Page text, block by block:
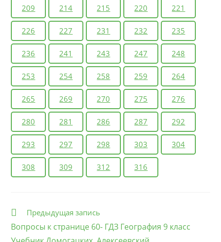
Сформулируйте вывод о периодах изменения
численности населения.
3. Оцените демографическую ситуацию в России и
отдельных ее территориях.
209 214 215 220 221
226 227 231 232 235
236 241 243 247 248
253 254 258 259 264
265 269 270 275 276
280 281 286 287 292
293 297 298 303 304
308 309 312 316
Еще
Предыдущая запись
Вопросы к странице 60- ГДЗ География 9 класс